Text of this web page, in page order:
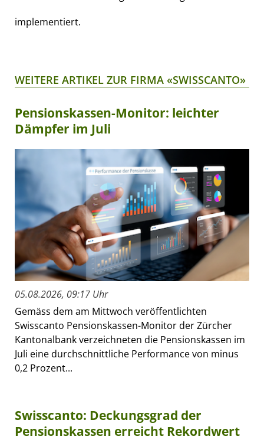
implementiert.
WEITERE ARTIKEL ZUR FIRMA «SWISSCANTO»
Pensionskassen-Monitor: leichter
Dämpfer im Juli
05.08.2026, 09:17 Uhr
Gemäss dem am Mittwoch veröffentlichten
Swisscanto Pensionskassen-Monitor der Zürcher
Kantonalbank verzeichneten die Pensionskassen im
Juli eine durchschnittliche Performance von minus
0,2 Prozent...
Swisscanto: Deckungsgrad der
Pensionskassen erreicht Rekordwert